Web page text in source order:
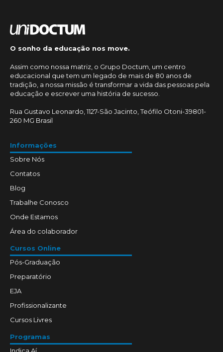
O sonho da educação nos move.
Assim como nossa matriz, o Grupo Doctum, um centro
educacional que tem um legado de mais de 80 anos de
tradição, a nossa missão é transformar a vida das pessoas pela
educação e escrever uma história de sucesso.
Rua Gustavo Leonardo, 1127-São Jacinto, Teófilo Otoni-39801-
260 MG Brasil
Informações
Sobre Nós
Contatos
Blog
Trabalhe Conosco
Onde Estamos
Área do colaborador
Cursos Online
Pós-Graduação
Preparatório
EJA
Profissionalizante
Cursos Livres
Programas